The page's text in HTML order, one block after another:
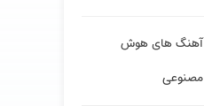
آهنگ های هوش
مصنوعی